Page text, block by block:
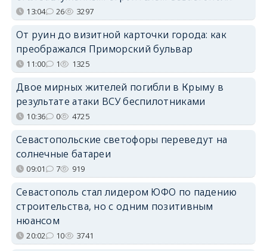
13:04 26 3297
От руин до визитной карточки города: как
преображался Приморский бульвар
11:00 1 1325
Двое мирных жителей погибли в Крыму в
результате атаки ВСУ беспилотниками
10:36 0 4725
Севастопольские светофоры переведут на
солнечные батареи
09:01 7 919
Севастополь стал лидером ЮФО по падению
строительства, но с одним позитивным
нюансом
20:02 10 3741